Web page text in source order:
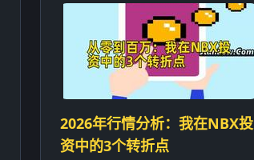
2026年行情分析：我在NBX投
资中的3个转折点